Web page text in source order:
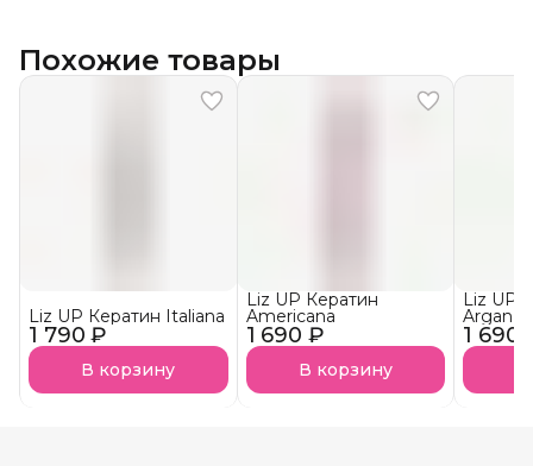
Похожие товары
1 790 ₽
Liz UP Кератин Italiana
В корзину
1 690 ₽
Liz UP Кератин
Americana
В корзину
1 690
Liz UP
Argan